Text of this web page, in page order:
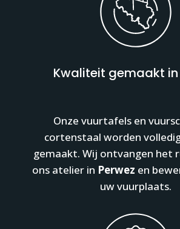
Kwaliteit gemaakt in
Onze vuurtafels en
cortenstaal worden
gemaakt. Wij ontvangen het
ons atelier in Perwez en
uw vuurplaats.